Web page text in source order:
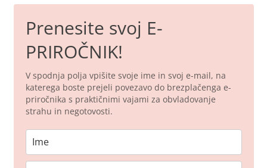
Prenesite svoj E-
PRIROČNIK!
V spodnja polja vpišite svoje ime in svoj e-mail, na
katerega boste prejeli povezavo do brezplačenga e-
priročnika s praktičnimi vajami za obvladovanje
strahu in negotovosti.